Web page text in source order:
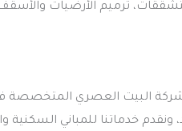
التشققات، ترميم الأرضيات
شركة البيت العصري
ونقدم خدماتنا للمباني